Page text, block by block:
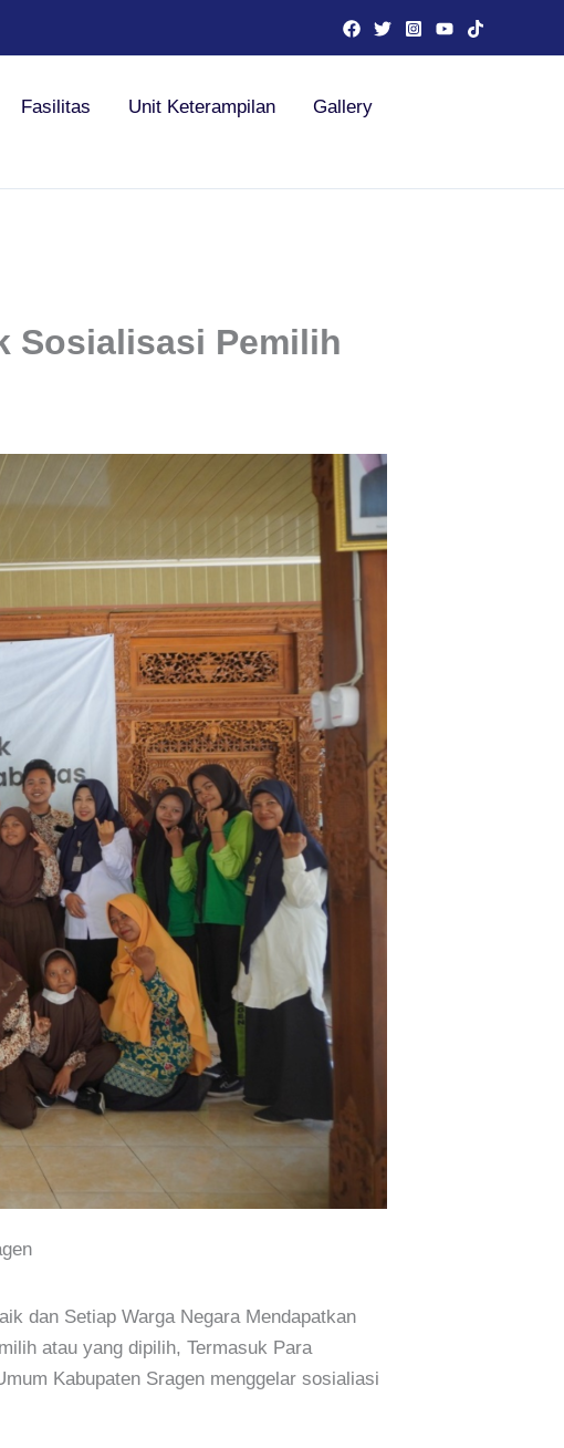
Fasilitas Unit Keterampilan
Gallery
Sosialisasi Pemilih
dan Setiap Warga Negara Mendapatkan
atau yang dipilih, Termasuk Para
Kabupaten Sragen menggelar sosialiasi